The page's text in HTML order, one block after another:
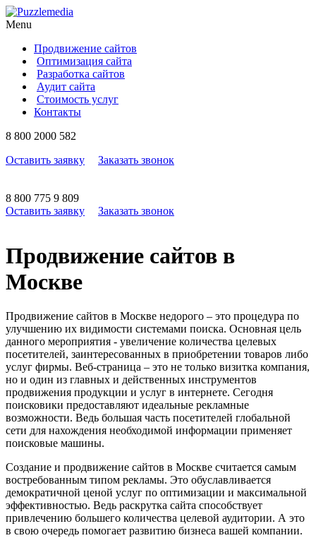
Menu
Продвижение сайтов
Оптимизация сайта
Разработка сайтов
Аудит сайта
Стоимость услуг
Контакты
8 800 2000 582
Оставить заявку
Заказать звонок
8 800 775 9 809
Оставить заявку
Заказать звонок
Продвижение сайтов в
Москве
Продвижение сайтов в Москве недорого – это процедура по
улучшению их видимости системами поиска. Основная цель
данного мероприятия - увеличение количества целевых
посетителей, заинтересованных в приобретении товаров либо
услуг фирмы. Веб-страница – это не только визитка компания,
но и один из главных и действенных инструментов
продвижения продукции и услуг в интернете. Сегодня
поисковики предоставляют идеальные рекламные
возможности. Ведь большая часть посетителей глобальной
сети для нахождения необходимой информации применяет
поисковые машины.
Создание и продвижение сайтов в Москве считается самым
востребованным типом рекламы. Это обуславливается
демократичной ценой услуг по оптимизации и максимальной
эффективностью. Ведь раскрутка сайта способствует
привлечению большего количества целевой аудитории. А это
в свою очередь помогает развитию бизнеса вашей компании.